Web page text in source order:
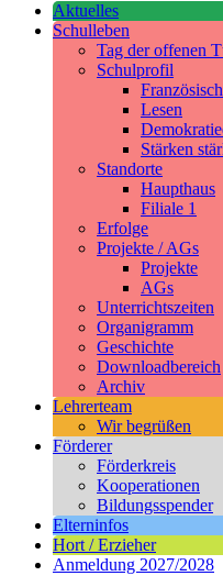
Aktuelles
Schulleben
Tag der offenen
Schulprofil
Französisch
Lesen
Stärken
Standorte
Haupthaus
Filiale 1
Erfolge
Projekte / AGs
Projekte
AGs
Unterrichtszeiten
Organigramm
Geschichte
Downloadbereich
Archiv
Lehrerteam
Wir begrüßen
Förderer
Förderkreis
Kooperationen
Bildungsspender
Elterninfos
Hort / Erzieher
Anmeldung 2027/2028